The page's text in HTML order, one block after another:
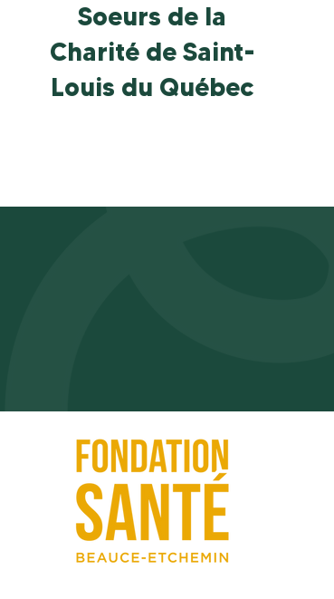
Soeurs de la
Charité de Saint-
Louis du Québec